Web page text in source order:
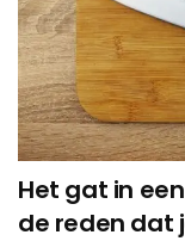
Het gat in
de reden dat